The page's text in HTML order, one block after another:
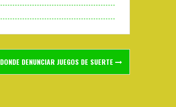
DONDE DENUNCIAR JUEGOS DE SUERTE